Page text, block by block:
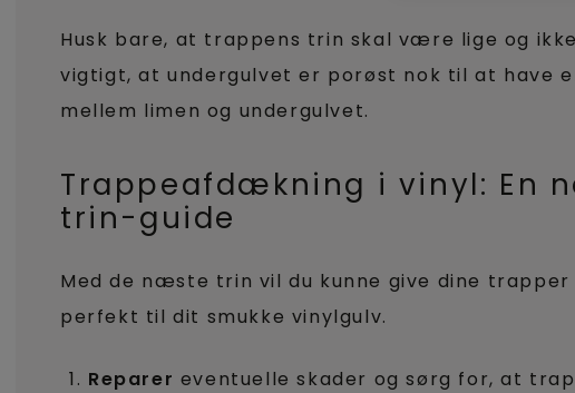
Husk bare, at trappens trin skal være lige og
vigtigt, at undergulvet er porøst nok til at have
mellem limen og undergulvet.
Trappeafdækning i vinyl: En
trin-guide
Med de næste trin vil du kunne give dine
perfekt til dit smukke vinylgulv.
Reparer eventuelle skader og sørg for, at